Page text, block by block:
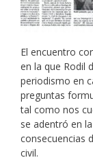
El encuentro
en la que Rodil
periodismo en
preguntas
tal como nos
se adentró en
consecuencias
civil.